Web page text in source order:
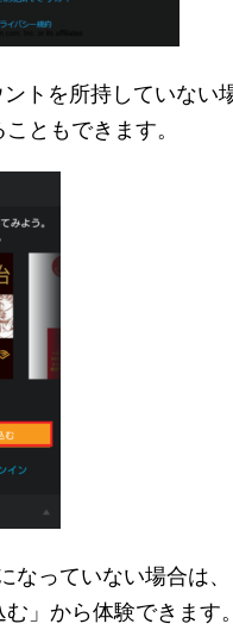
トを所持していない
ともできます。
なっていない場合は
」から体験できます。